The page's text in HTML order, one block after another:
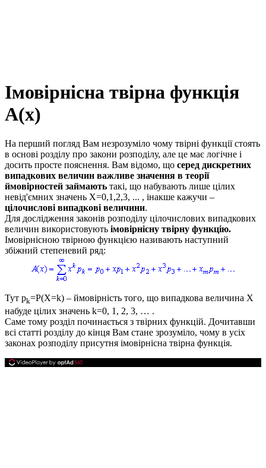
Імовірнісна твірна функція
A(x)
На перший погляд Вам незрозуміло чому твірні функції стоять
в основі розділу про закони розподілу, але це має логічне і
досить просте пояснення. Вам відомо, що серед дискретних
випадкових величин важливе значення в теорії
ймовірностей займають такі, що набувають лише цілих
невід'ємних значень Х=0,1,2,3, ... , інакше кажучи –
цілочислові випадкові величини.
Для дослідження законів розподілу цілочислових випадкових
величин використовують імовірнісну твірну функцію.
Імовірнісною твірною функцією називають наступний
збіжний степеневий ряд:
Тут pk=P(X=k) – ймовірність того, що випадкова величина Х
набуде цілих значень k=0, 1, 2, 3, … .
Саме тому розділ починається з твірних функцій. Дочитавши
всі статті розділу до кінця Вам стане зрозуміло, чому в усіх
законах розподілу присутня імовірнісна твірна функція.